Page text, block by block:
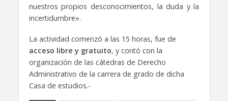
nuestros propios desconocimientos, la duda y la
incertidumbre».
La actividad comenzó a las 15 horas, fue de
acceso libre y gratuito, y contó con la
organización de las cátedras de Derecho
Administrativo de la carrera de grado de dicha
Casa de estudios.-